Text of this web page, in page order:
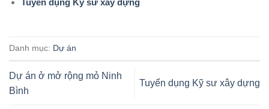
Tuyển dụng Kỹ sư xây dựng
Danh mục: Dự án
Dự án ở mở rộng mỏ Ninh
Bình
Tuyển dụng Kỹ sư xây dựng